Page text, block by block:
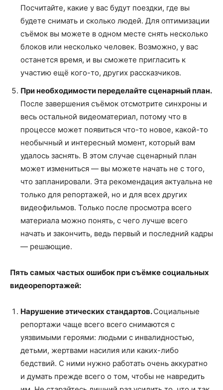
Посчитайте, какие у вас будут поездки, где вы
будете снимать и сколько людей. Для оптимизации
съёмок вы можете в одном месте снять несколько
блоков или несколько человек. Возможно, у вас
останется время, и вы сможете пригласить к
участию ещё кого-то, других рассказчиков.
При необходимости переделайте сценарный план.
После завершения съёмок отсмотрите синхроны и
весь остальной видеоматериал, потому что в
процессе может появиться что-то новое, какой-то
необычный и интересный момент, который вам
удалось заснять. В этом случае сценарный план
может измениться — вы можете начать не с того,
что запланировали. Эта рекомендация актуальна не
только для репортажей, но и для всех других
видеофильмов. Только после просмотра всего
материала можно понять, с чего лучше всего
начать и закончить, ведь первый и последний кадры
— решающие.
Пять самых частых ошибок при съёмке социальных
видеорепортажей:
Нарушение этических стандартов.Социальные
репортажи чаще всего всего снимаются с
уязвимыми героями: людьми с инвалидностью,
детьми, жертвами насилия или каких-либо
бедствий. С ними нужно работать очень аккуратно
и думать прежде всего о том, чтобы не навредить